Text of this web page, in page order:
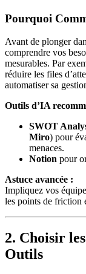
Pourquoi
Avant de plonger
comprendre vos
mesurables. Par
réduire les files
automatiser sa
Outils d’IA
SWOT
Miro) pour
menaces.
Notion pour
Astuce avancée :
Impliquez vos
les points de friction
2. Choisir
Outils